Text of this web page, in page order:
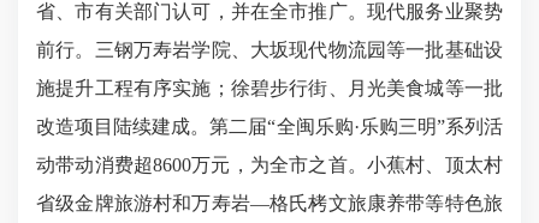
省、市有关部门认可，并在全市推广。现代服务业聚势
前行。三钢万寿岩学院、大坂现代物流园等一批基础设
施提升工程有序实施；徐碧步行街、月光美食城等一批
改造项目陆续建成。第二届“全闽乐购·乐购三明”系列活
动带动消费超8600万元，为全市之首。小蕉村、顶太村
省级金牌旅游村和万寿岩—格氏栲文旅康养带等特色旅